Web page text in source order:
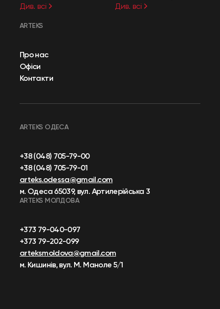
Див. всі Див. всі
ARTEKS
Про нас
Офіси
Контакти
ARTEKS ОДЕСА
+38 (048) 705-79-00
+38 (048) 705-79-01
arteks.odessa@gmail.com
м. Одеса 65039, вул. Артилерійська 3
ARTEKS МОЛДОВА
+373 79-040-097
+373 79-202-099
arteksmoldova@gmail.com
м. Кишинів, вул. М. Маноле 5/1